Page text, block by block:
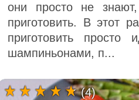
они просто не
приготовить. В этот
приготовить просто
шампиньонами, п...
(4)